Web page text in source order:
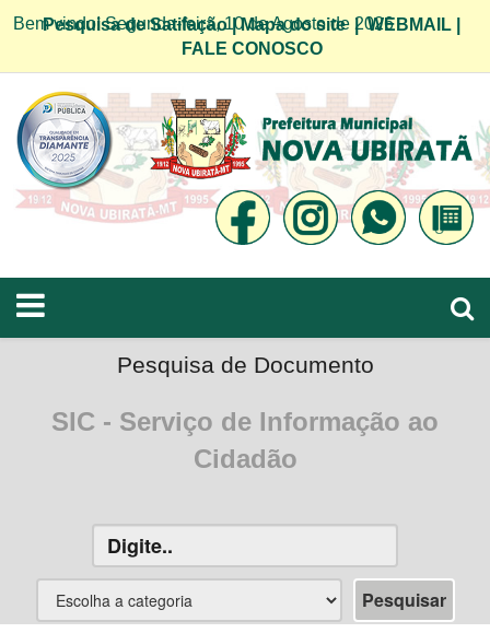
Bem vindo! Segunda-feira, 10 de Agosto de 2026
Pesquisa de Satifação|Mapa do site|WEBMAIL
FALE CONOSCO
Pesquisa de Documento
SIC - Serviço de Informação ao
Cidadão